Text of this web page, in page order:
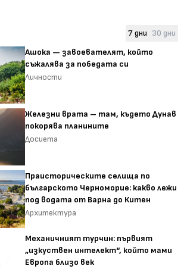
7 дни 30 дни
Ашока — завоевателят, който
съжалява за победата си
Личности
Железни врата – там, където Дунав
покорява планините
Досиета
Праисторическите селища по
българското Черноморие: какво лежи
под водата от Варна до Китен
Архитектура
Механичният турчин: първият
„изкуствен интелект“, който мами
Европа близо век